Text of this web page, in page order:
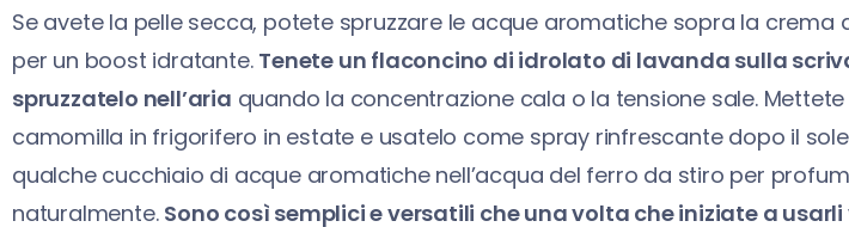
Se avete la pelle secca, potete spruzzare le acque aromatiche sopra la crema
per un boost idratante. Tenete un flaconcino di idrolato di lavanda sulla
spruzzatelo nell’aria quando la concentrazione cala o la tensione sale. Mettete
camomilla in frigorifero in estate e usatelo come spray rinfrescante dopo il
qualche cucchiaio di acque aromatiche nell’acqua del ferro da stiro per
naturalmente. Sono così semplici e versatili che una volta che iniziate a